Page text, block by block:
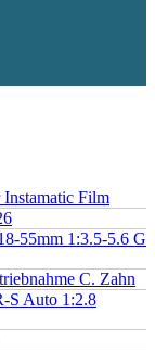
Film
55mm 1:3.5-5.6 G
C. Zahn
S Auto 1:2.8